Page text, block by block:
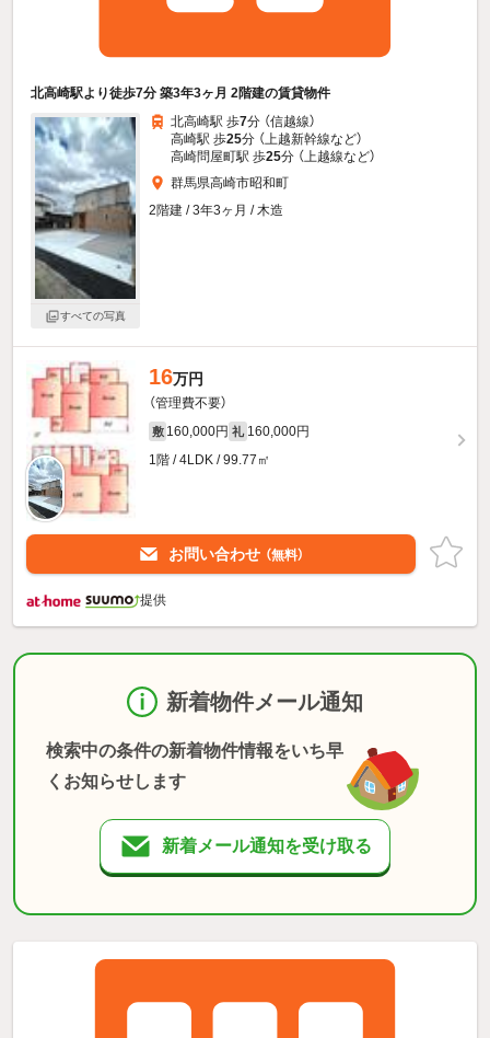
北高崎駅より徒歩7分 築3年3ヶ月 2階建の賃貸物件
すべての写真
北高崎駅 歩7分 （信越線）
高崎駅 歩25分 （上越新幹線など）
高崎問屋町駅 歩25分 （上越線など）
群馬県高崎市昭和町
2階建 / 3年3ヶ月 / 木造
16万円
（管理費不要）
敷 160,000円 礼 160,000円
1階 / 4LDK / 99.77㎡
お問い合わせ （無料）
提供
新着物件メール通知
検索中の条件の新着物件情報をいち早
くお知らせします
新着メール通知を受け取る